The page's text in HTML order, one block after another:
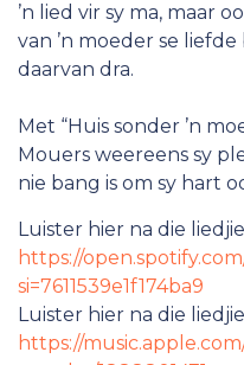
’n lied vir sy ma, maar
van ’n moeder se
daarvan dra.
Met “Huis sonder ’n
Mouers weereens sy
nie bang is om sy hart
Luister hier na die
https://
si=7611539e1f174ba9
Luister hier na die
https://